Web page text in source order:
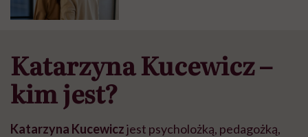
Katarzyna Kucewicz –
kim jest?
Katarzyna Kucewiczjest psycholożką, pedagożką,